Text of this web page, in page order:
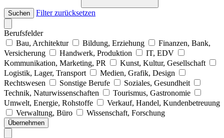
Suchen Filter zurücksetzen
Berufsfelder
Bau, Architektur
Bildung, Erziehung
Finanzen, Bank,
Versicherung
Handwerk, Produktion
IT, EDV
Kommunikation, Marketing, PR
Kunst, Kultur, Gesellschaft
Logistik, Lager, Transport
Medien, Grafik, Design
Rechtswesen
Sonstige Berufe
Soziales, Gesundheit
Technik, Naturwissenschaften
Tourismus, Gastronomie
Umwelt, Energie, Rohstoffe
Verkauf, Handel, Kundenbetreuung
Verwaltung, Büro
Wissenschaft, Forschung
Übernehmen